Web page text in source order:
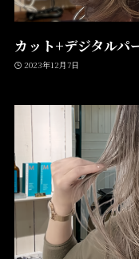
カット+デジタルパ
2023年12月7日